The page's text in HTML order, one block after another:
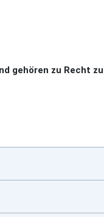
gehören zu Recht